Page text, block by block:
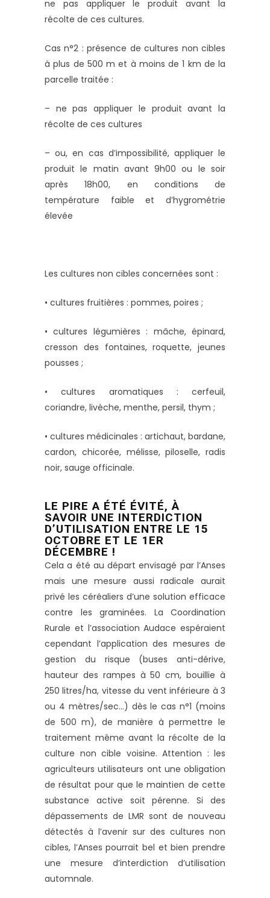
ne pas appliquer le produit avant la
récolte de ces cultures.
Cas n°2 : présence de cultures non cibles
à plus de 500 m et à moins de 1 km de la
parcelle traitée :
– ne pas appliquer le produit avant la
récolte de ces cultures
– ou, en cas d’impossibilité, appliquer le
produit le matin avant 9h00 ou le soir
après 18h00, en conditions de
température faible et d’hygrométrie
élevée
Les cultures non cibles concernées sont :
• cultures fruitières : pommes, poires ;
• cultures légumières : mâche, épinard,
cresson des fontaines, roquette, jeunes
pousses ;
• cultures aromatiques : cerfeuil,
coriandre, livèche, menthe, persil, thym ;
• cultures médicinales : artichaut, bardane,
cardon, chicorée, mélisse, piloselle, radis
noir, sauge officinale.
LE PIRE A ÉTÉ ÉVITÉ, À
SAVOIR UNE INTERDICTION
D’UTILISATION ENTRE LE 15
OCTOBRE ET LE 1ER
DÉCEMBRE !
Cela a été au départ envisagé par l’Anses
mais une mesure aussi radicale aurait
privé les céréaliers d’une solution efficace
contre les graminées. La Coordination
Rurale et l’association Audace espéraient
cependant l’application des mesures de
gestion du risque (buses anti-dérive,
hauteur des rampes à 50 cm, bouillie à
250 litres/ha, vitesse du vent inférieure à 3
ou 4 mètres/sec…) dès le cas n°1 (moins
de 500 m), de manière à permettre le
traitement même avant la récolte de la
culture non cible voisine. Attention : les
agriculteurs utilisateurs ont une obligation
de résultat pour que le maintien de cette
substance active soit pérenne. Si des
dépassements de LMR sont de nouveau
détectés à l’avenir sur des cultures non
cibles, l’Anses pourrait bel et bien prendre
une mesure d’interdiction d’utilisation
automnale.